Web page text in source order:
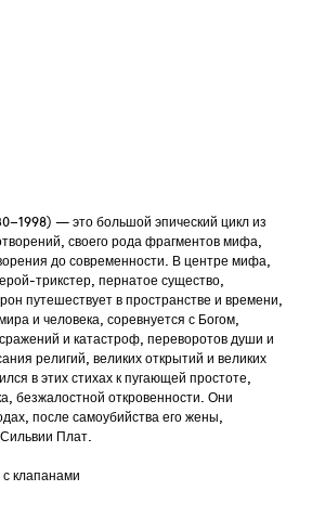
— это большой эпический цикл из
своего рода фрагментов мифа,
до современности. В центре мифа,
трикстер, пернатое существо,
путешествует в пространстве и времени,
и человека, соревнуется с Богом,
и катастроф, переворотов души и
религий, великих открытий и великих
в этих стихах к пугающей простоте,
безжалостной откровенности. Они
после самоубийства его жены,
Плат.
клапанами